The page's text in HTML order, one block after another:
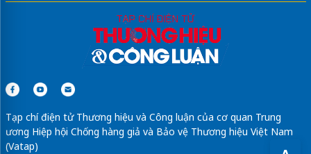
Tạp chí điện tử Thương hiệu và Công luận của cơ quan Trung
ương Hiệp hội Chống hàng giả và Bảo vệ Thương hiệu Việt Nam
(Vatap)